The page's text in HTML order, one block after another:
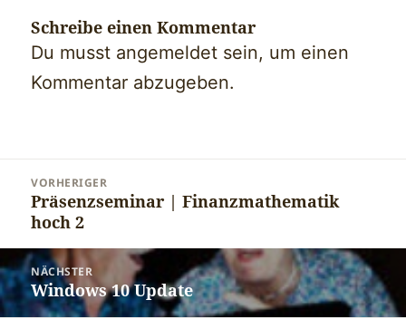
Schreibe einen Kommentar
Du musst angemeldet sein, um einen
Kommentar abzugeben.
Beitragsnavigation
VORHERIGER
Vorheriger
Beitrag:
Präsenzseminar | Finanzmathematik
hoch 2
NÄCHSTER
Nächster
Windows 10 Update